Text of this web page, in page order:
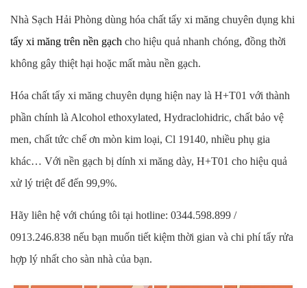
Nhà Sạch Hải Phòng dùng hóa chất tẩy xi măng chuyên dụng khi
tẩy xi măng trên nền gạch cho hiệu quả nhanh chóng, đồng thời
không gây thiệt hại hoặc mất màu nền gạch.
Hóa chất tẩy xi măng chuyên dụng hiện nay là H+T01 với thành
phần chính là Alcohol ethoxylated, Hydraclohidric, chất bảo vệ
men, chất tức chế ơn mòn kim loại, Cl 19140, nhiều phụ gia
khác… Với nền gạch bị dính xi măng dày, H+T01 cho hiệu quả
xử lý triệt để đến 99,9%.
Hãy liên hệ với chúng tôi tại hotline: 0344.598.899 /
0913.246.838 nếu bạn muốn tiết kiệm thời gian và chi phí tẩy rửa
hợp lý nhất cho sàn nhà của bạn.